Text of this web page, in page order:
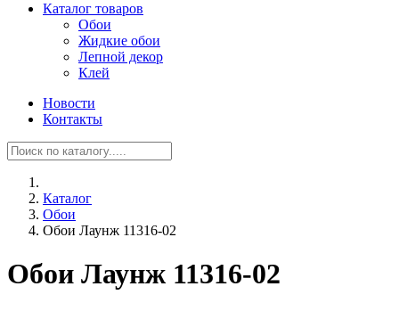
Каталог товаров
Обои
Жидкие обои
Лепной декор
Клей
Новости
Контакты
Каталог
Обои
Обои Лаунж 11316-02
Обои Лаунж 11316-02